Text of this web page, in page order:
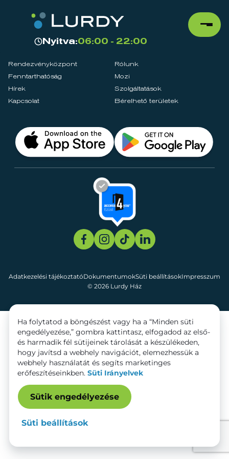
Nyitva:06:00 - 22:00
Rendezvényközpont
Rólunk
Fenntarthatóság
Mozi
Hírek
Szolgáltatások
Kapcsolat
Bérelhető területek
© 2026 Lurdy Ház
Adatkezelési tájékoztatóDokumentumokSüti beállításokImpresszum
Ha folytatod a böngészést vagy ha a “Minden süti
engedélyezése,” gombra kattintasz, elfogadod az első-
és harmadik fél sütijeinek tárolását a készülékeden,
hogy javítsd a webhely navigációt, elemezhessük a
webhely használatát és segíts marketinges
erőfeszítéseinkben. Süti Irányelvek
Sütik engedélyezése
Süti beállítások